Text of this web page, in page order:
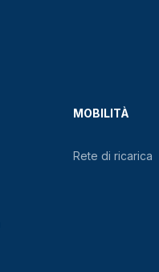
MOBILITÀ
Rete di ricarica